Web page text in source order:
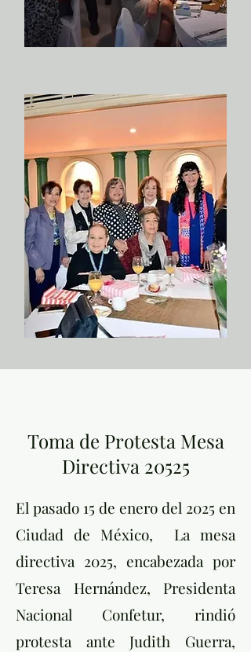
Toma de Protesta Mesa
Directiva 20525
El pasado 15 de enero del 2025 en
Ciudad de México, La mesa
directiva 2025, encabezada por
Teresa Hernández, Presidenta
Nacional Confetur, rindió
protesta ante Judith Guerra,